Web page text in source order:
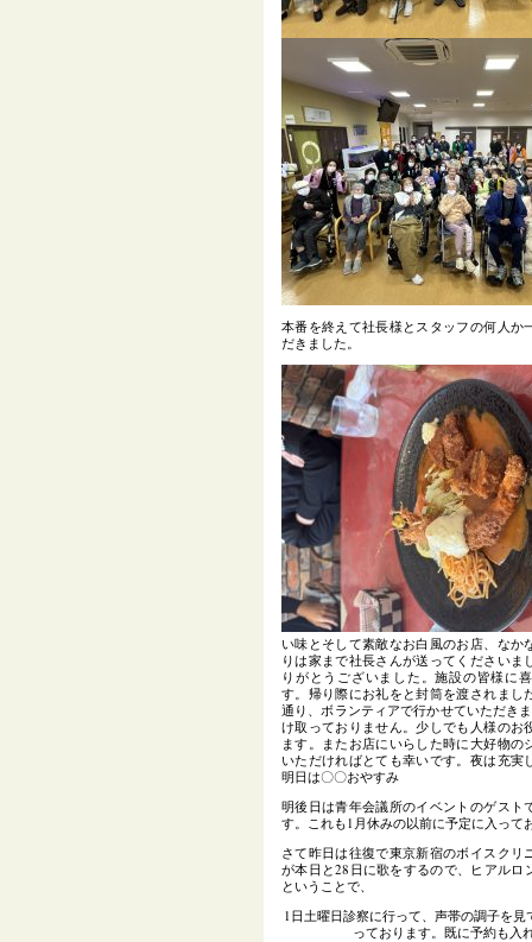
本番を終えて社長様とスタッフの何人か
だきました。
い味とそして素敵なお白風のお店、なか
りは家まで社長さんが送ってくださいま
りがとうございました。施設の皆様に
す。帰り際にお礼をと封筒を渡されまし
通り、ボランティアで行かせていただき
け取っておりません。少しでも人様のお
ます。またお店にいらした時に大好物の
いただければとても幸いです。夜は充実
明日は〇〇おやすみ
明後日は青年会議所のイベントのゲスト
す。これも1月休みの以前に予定に入って
さて昨日は往復で東京新宿のボイスクリ
が本日と28日に歌をするので、ヒアルロ
ということで、
1日土曜日診察に行って、声帯の調子を
っております。既に予約も入